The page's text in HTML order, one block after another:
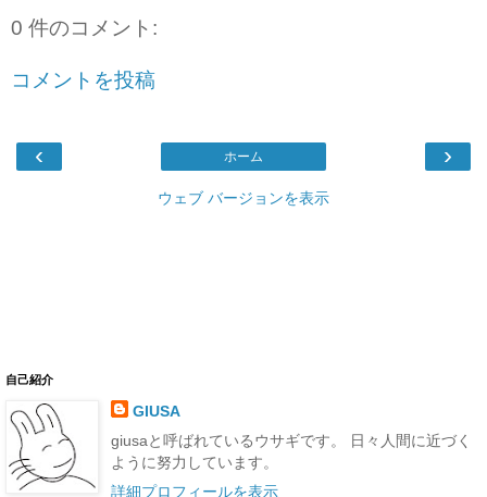
0 件のコメント:
コメントを投稿
‹ ›
ホーム
ウェブ バージョンを表示
自己紹介
GIUSA
giusaと呼ばれているウサギです。 日々人間に近づく
ように努力しています。
詳細プロフィールを表示